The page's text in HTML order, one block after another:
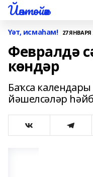
Йәнтөйәк
Үәт, исмаһам! 27 ЯНВАРЯ
Февралдә
көндәр
Баҡса
йәшелсәләр